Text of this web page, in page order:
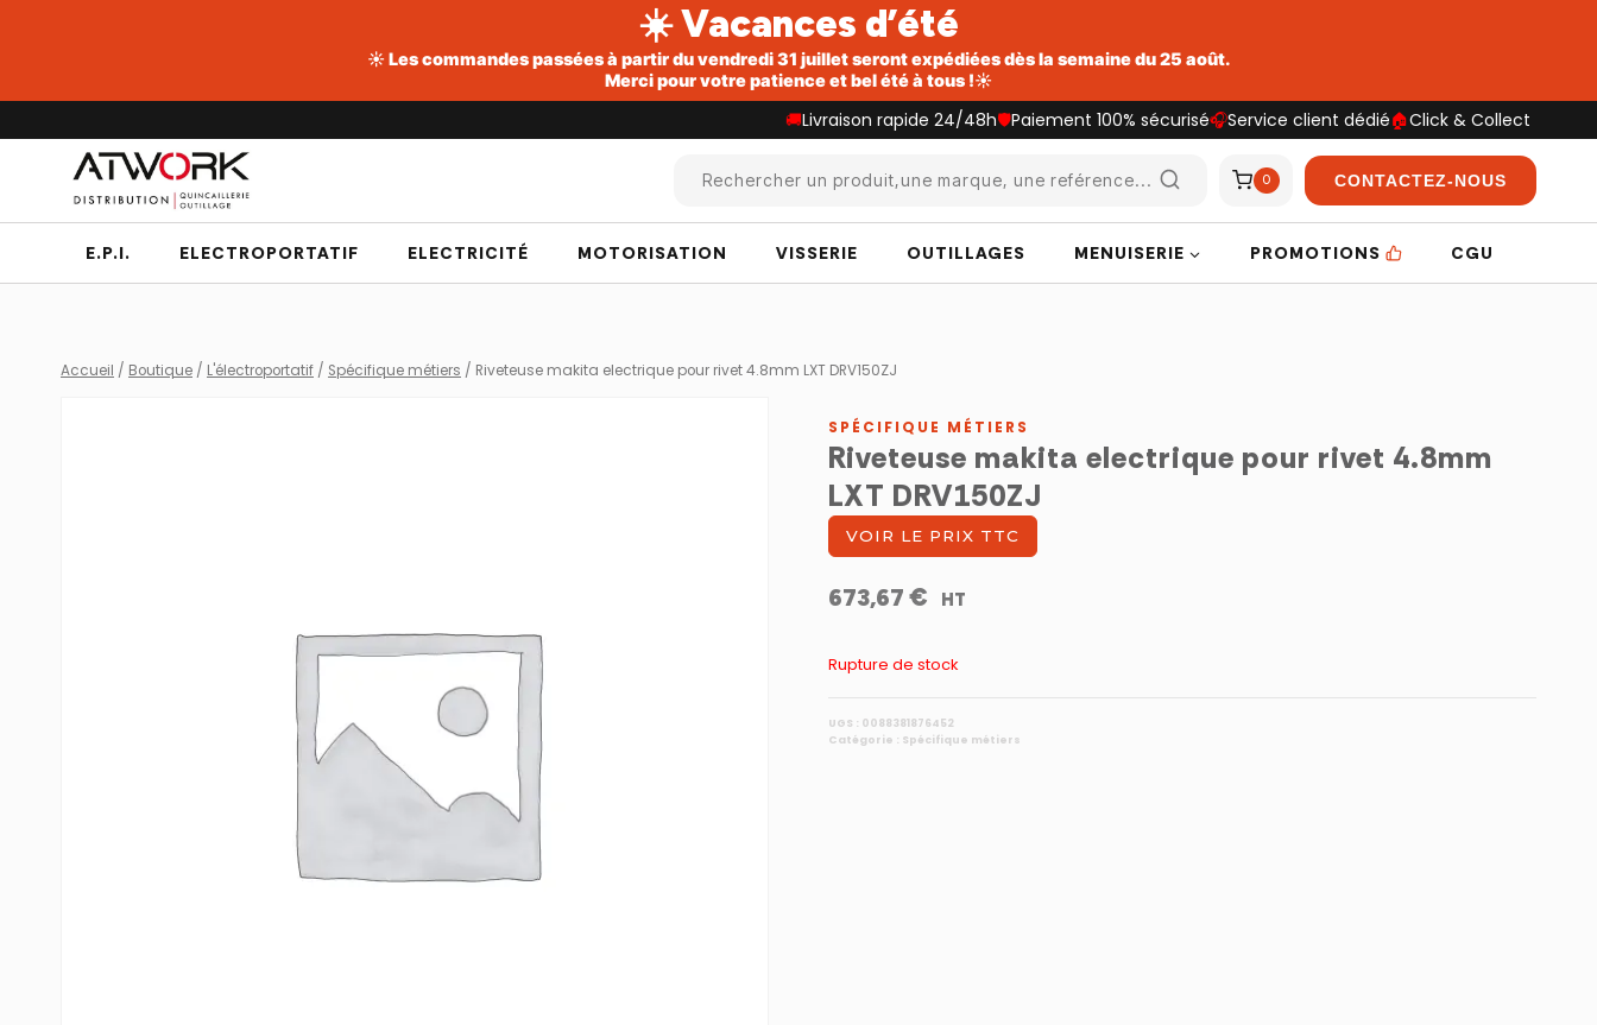
☀️ Vacances d’été
☀️ Les commandes passées à partir du vendredi 31 juillet seront expédiées dès la semaine du 25 août.
Merci pour votre patience et bel été à tous !☀️
au
🚚Livraison rapide 24/48h🛡️Paiement 100% sécurisé🎧Service client dédié🏠Click & Collect
Rechercher un produit,une marque, une reférence... 0 CONTACTEZ-NOUS
E.P.I. ELECTROPORTATIF ELECTRICITÉ MOTORISATION VISSERIE OUTILLAGES MENUISERIE PROMOTIONS CGU
Accueil / Boutique / L'électroportatif / Spécifique métiers / Riveteuse makita electrique pour rivet 4.8mm LXT DRV150ZJ
SPÉCIFIQUE MÉTIERS
Riveteuse makita electrique pour rivet 4.8mm
LXT DRV150ZJ
VOIR LE PRIX TTC
673,67 € HT
Rupture de stock
UGS : 0088381876452
Catégorie : Spécifique métiers